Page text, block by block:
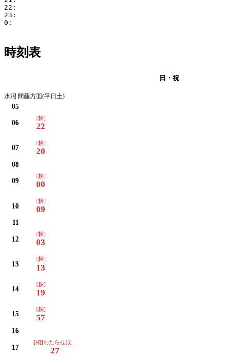
22:
23:
0:
時刻表
日・祝
水沼 間藤方面(平日土)
05
06
[桐]
22
07
[桐]
20
08
09
[桐]
00
10
[桐]
09
11
12
[桐]
03
13
[桐]
13
14
[桐]
19
15
[桐]
57
16
17
[桐]わたらせ渓谷イルミネーション
27